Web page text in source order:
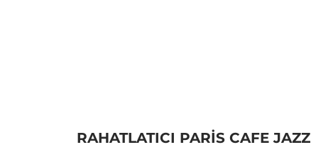
RAHATLATICI PARİS CAFE JAZZ